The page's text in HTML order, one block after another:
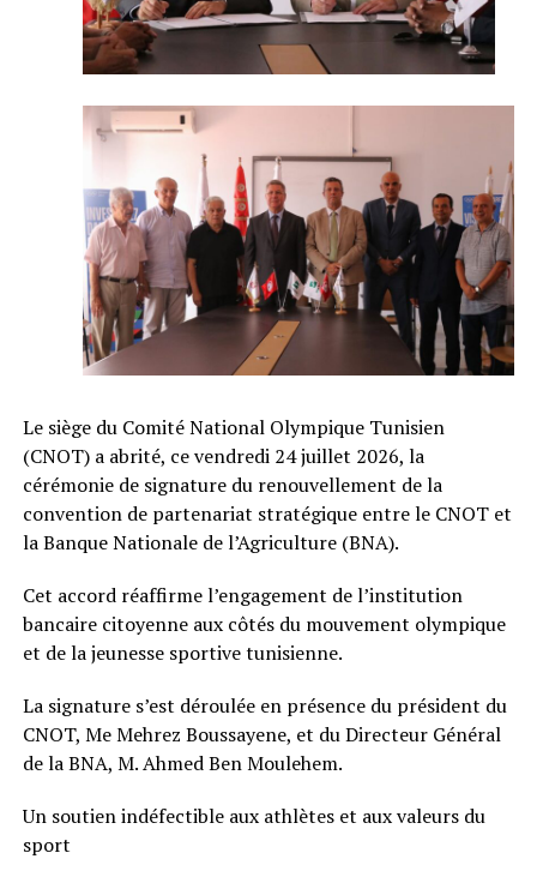
Le siège du Comité National Olympique Tunisien
(CNOT) a abrité, ce vendredi 24 juillet 2026, la
cérémonie de signature du renouvellement de la
convention de partenariat stratégique entre le CNOT et
la Banque Nationale de l’Agriculture (BNA).
Cet accord réaffirme l’engagement de l’institution
bancaire citoyenne aux côtés du mouvement olympique
et de la jeunesse sportive tunisienne.
La signature s’est déroulée en présence du président du
CNOT, Me Mehrez Boussayene, et du Directeur Général
de la BNA, M. Ahmed Ben Moulehem.
Un soutien indéfectible aux athlètes et aux valeurs du
sport